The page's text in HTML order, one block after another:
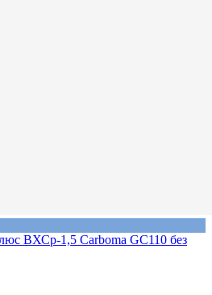
ВХСр-1,5 Carboma GC110 без